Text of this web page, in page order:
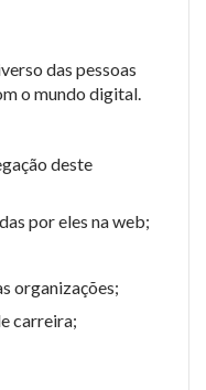
das pessoas
o mundo digital.
deste
por eles na web;
organizações;
carreira;